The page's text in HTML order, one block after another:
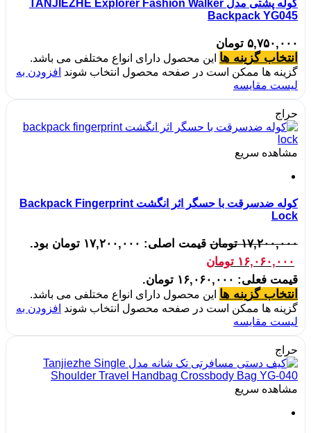
کوله پشتی مدل TANJIEZHE Explorer Fashion Walker
Backpack YG045
۵,۷۵۰,۰۰۰ تومان
انتخاب گزینه ها این محصول دارای انواع مختلفی می باشد.
گزینه ها ممکن است در صفحه محصول انتخاب شوند افزودن به
لیست مقایسه
حراج
مشاهده سریع
کوله ضدسرقت با حسگر اثر انگشت Backpack Fingerprint
Lock
۱۷,۲۰۰,۰۰۰ تومان قیمت اصلی: ۱۷,۲۰۰,۰۰۰ تومان بود.
۱۶,۰۶۰,۰۰۰ تومان
قیمت فعلی: ۱۶,۰۶۰,۰۰۰ تومان.
انتخاب گزینه ها این محصول دارای انواع مختلفی می باشد.
گزینه ها ممکن است در صفحه محصول انتخاب شوند افزودن به
لیست مقایسه
حراج
مشاهده سریع